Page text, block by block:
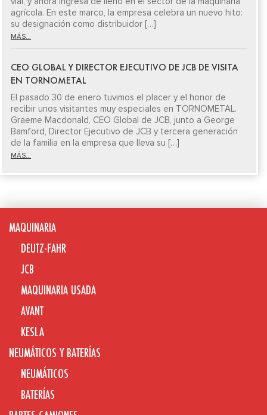
agrícola. En este marco, la empresa celebra un nuevo hito:
su designación como distribuidor […]
MÁS...
CEO GLOBAL Y DIRECTOR EJECUTIVO DE JCB DE VISITA
EN TORNOMETAL
El pasado 30 de enero tuvimos el placer y el honor de
recibir unos visitantes muy especiales en TORNOMETAL.
Graeme Macdonald, CEO Global de JCB, junto a George
Bamford, Director Ejecutivo de JCB y tercera generación
de la familia en la empresa que lleva su […]
MÁS...
MAQUINARIA
DEUTZ-FAHR
JCB
MAQUINARIA USADA
AVANT
KESLA
NEUMÁTICOS Y BATERÍAS
NEUMÁTICOS
BATERÍAS